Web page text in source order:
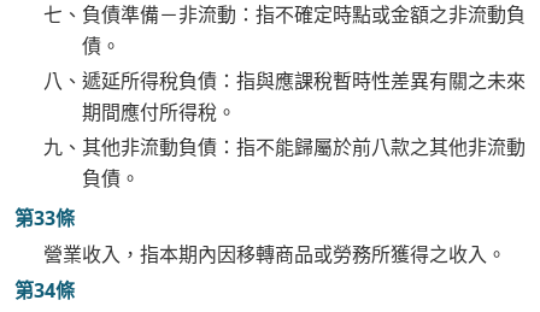
七、負債準備－非流動：指不確定時點或金額之非流動負
債。
八、遞延所得稅負債：指與應課稅暫時性差異有關之未來
期間應付所得稅。
九、其他非流動負債：指不能歸屬於前八款之其他非流動
負債。
第33條
營業收入，指本期內因移轉商品或勞務所獲得之收入。
第34條